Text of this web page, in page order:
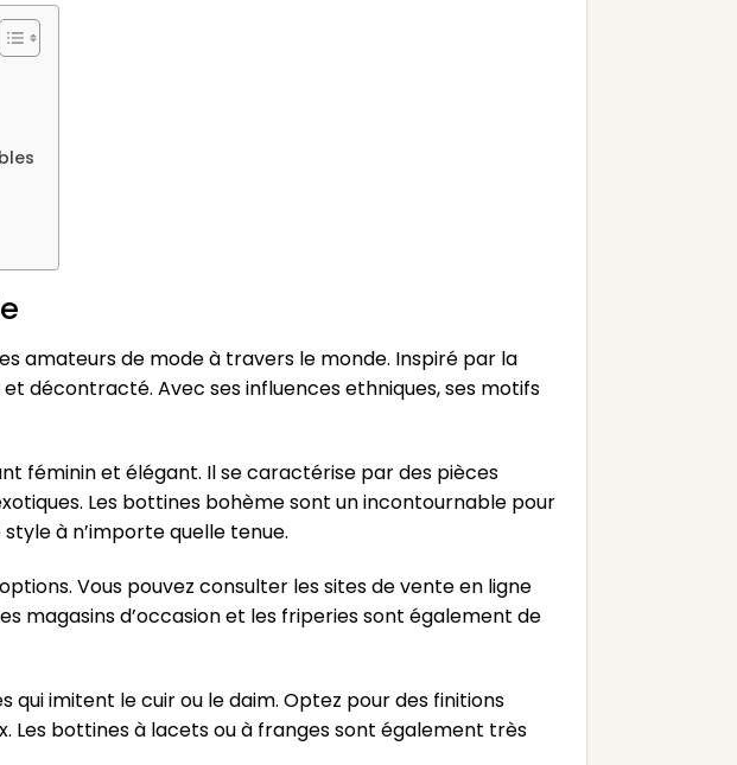
amateurs de mode à travers le monde. Inspiré par la
décontracté. Avec ses influences ethniques, ses motifs
féminin et élégant. Il se caractérise par des pièces
Les bottines bohème sont un incontournable pour
à n’importe quelle tenue.
Vous pouvez consulter les sites de vente en ligne
magasins d’occasion et les friperies sont également de
imitent le cuir ou le daim. Optez pour des finitions
Les bottines à lacets ou à franges sont également très